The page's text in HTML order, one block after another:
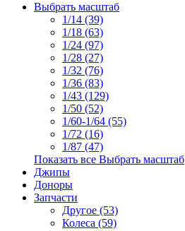
Выбрать масштаб
1/14 (39)
1/18 (63)
1/24 (97)
1/28 (27)
1/32 (76)
1/36 (83)
1/43 (129)
1/50 (52)
1/60-1/64 (55)
1/72 (16)
1/87 (47)
Показать все Выбрать масштаб
Джипы
Доноры
Запчасти
Другое (53)
Колеса (59)